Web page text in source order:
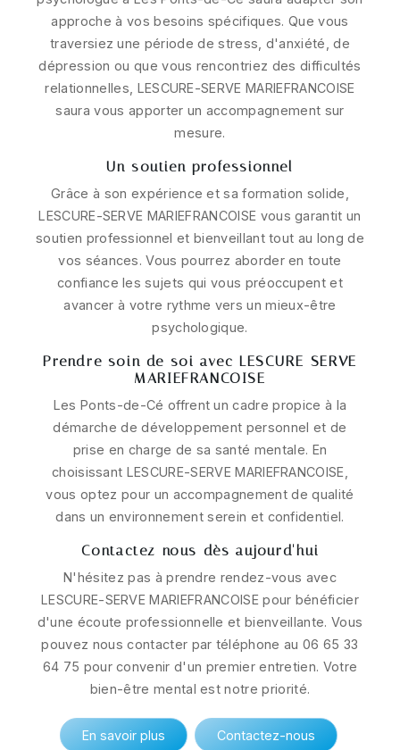
approche à vos besoins spécifiques. Que vous
traversiez une période de stress, d'anxiété, de
dépression ou que vous rencontriez des difficultés
relationnelles, LESCURE-SERVE MARIEFRANCOISE
saura vous apporter un accompagnement sur
mesure.
Un soutien professionnel
Grâce à son expérience et sa formation solide,
LESCURE-SERVE MARIEFRANCOISE vous garantit un
soutien professionnel et bienveillant tout au long de
vos séances. Vous pourrez aborder en toute
confiance les sujets qui vous préoccupent et
avancer à votre rythme vers un mieux-être
psychologique.
Prendre soin de soi avec LESCURE-SERVE
MARIEFRANCOISE
Les Ponts-de-Cé offrent un cadre propice à la
démarche de développement personnel et de
prise en charge de sa santé mentale. En
choisissant LESCURE-SERVE MARIEFRANCOISE,
vous optez pour un accompagnement de qualité
dans un environnement serein et confidentiel.
Contactez-nous dès aujourd'hui
N'hésitez pas à prendre rendez-vous avec
LESCURE-SERVE MARIEFRANCOISE pour bénéficier
d'une écoute professionnelle et bienveillante. Vous
pouvez nous contacter par téléphone au 06 65 33
64 75 pour convenir d'un premier entretien. Votre
bien-être mental est notre priorité.
En savoir plus Contactez-nous